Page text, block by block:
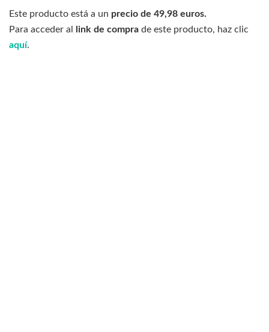
Este producto está a un precio de 49,98 euros.
Para acceder al
link de compra de este producto, haz clic
aquí.